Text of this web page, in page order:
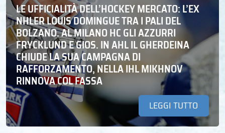
LE UFFICIALITÀ DELL’HOCKEY MERCATO: L’EX
NHLER LOUIS DOMINGUE TRA I PALI DEL
BOLZANO. AL MILANO HC GLI AZZURRI
FRYCKLUND E GIOS. IN AHL IL GHERDEINA
CHIUDE LA SUA CAMPAGNA DI
RAFFORZAMENTO, NELLA IHL MIKHNOV
RINNOVA COL FASSA
LEGGI TUTTO